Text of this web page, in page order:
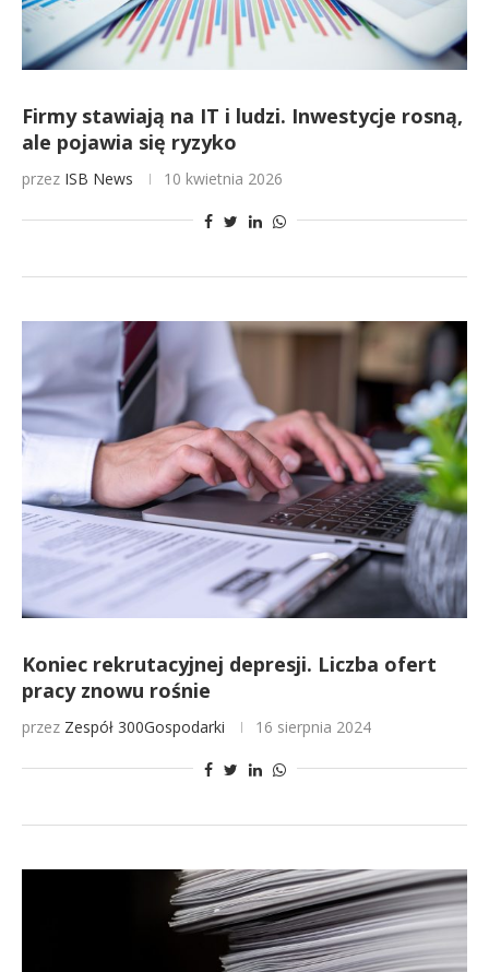
Firmy stawiają na IT i ludzi. Inwestycje rosną,
ale pojawia się ryzyko
przez ISB News 10 kwietnia 2026
Koniec rekrutacyjnej depresji. Liczba ofert
pracy znowu rośnie
przez Zespół 300Gospodarki 16 sierpnia 2024